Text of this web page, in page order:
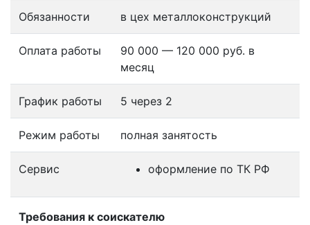
Обязанности в цех металлоконструкций
Оплата работы
90 000 — 120 000 руб. в
месяц
График работы 5 через 2
Режим работы полная занятость
Сервис оформление по ТК РФ
Требования к соискателю